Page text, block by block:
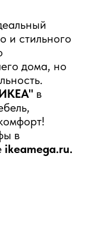
и стильного
дома, но
в
в
ikeamega.ru.